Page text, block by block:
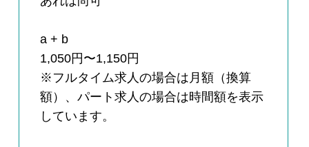
a + b
1,050円〜1,150円
※フルタイム求人の場合は月額（換算
額）、パート求人の場合は時間額を表示
しています。